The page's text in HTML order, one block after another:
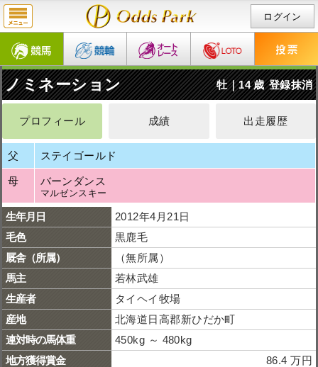
ログイン
ノミネーション 牡｜14 歳 登録抹消
プロフィール 成績 出走履歴
父 ステイゴールド
母 バーンダンス
マルゼンスキー
生年月日
2012年4月21日
毛色
黒鹿毛
厩舎（所属）
（無所属）
馬主
若林武雄
生産者
タイヘイ牧場
産地
北海道日高郡新ひだか町
連対時の馬体重
450kg ～ 480kg
地方獲得賞金
86.4 万円